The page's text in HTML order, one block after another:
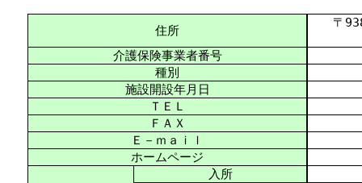
住所
〒
介護保険事業者番号
種別
施設開設年月日
ＴＥＬ
ＦＡＸ
Ｅ－ｍａｉｌ
ホームページ
入所